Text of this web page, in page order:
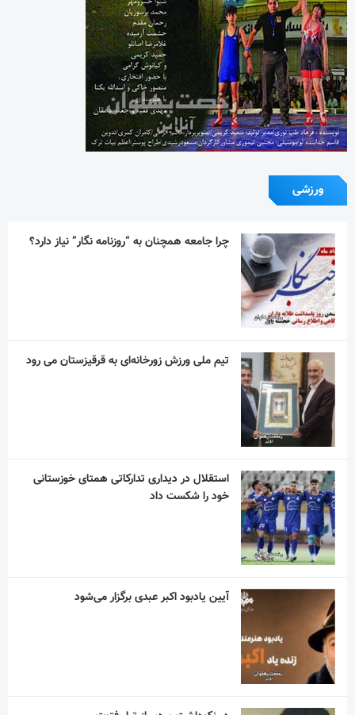
ورزشی
چرا جامعه همچنان به “روزنامه نگار” نیاز دارد؟
تیم ملی ورزش زورخانه‌ای به قرقیزستان می رود
استقلال در دیداری تدارکاتی همتای خوزستانی
خود را شکست داد
آیین یادبود اکبر عبدی برگزار می‌شود